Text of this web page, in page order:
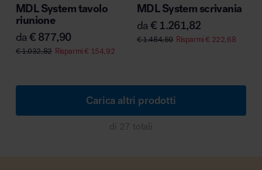
MDL System tavolo
riunione
da€ 877,90
€1.032,82 Risparmi€154,92
MDL System scrivania
da€ 1.261,82
€1.484,50 Risparmi€ 222,68
Carica altri prodotti
di 27 totali